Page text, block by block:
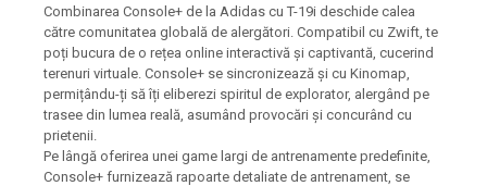
Combinarea Console+ de la Adidas cu T-19i deschide calea
către comunitatea globală de alergători. Compatibil cu Zwift, te
poți bucura de o rețea online interactivă și captivantă, cucerind
terenuri virtuale. Console+ se sincronizează și cu Kinomap,
permițându-ți să îți eliberezi spiritul de explorator, alergând pe
trasee din lumea reală, asumând provocări și concurând cu
prietenii.
Pe lângă oferirea unei game largi de antrenamente predefinite,
Console+ furnizează rapoarte detaliate de antrenament, se